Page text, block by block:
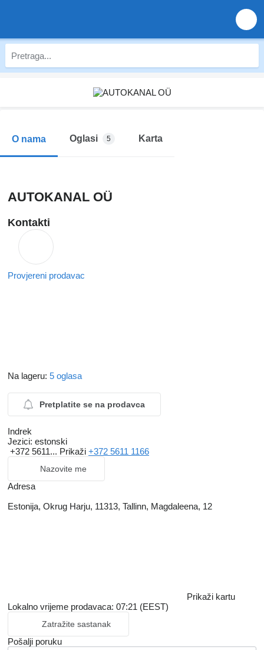
O nama Oglasi 5 Karta
AUTOKANAL OÜ
Kontakti
Provjereni prodavac
Na lageru: 5 oglasa
Pretplatite se na prodavca
Indrek
Jezici: estonski
+372 5611... Prikaži +372 5611 1166
Nazovite me
Adresa
Estonija, Okrug Harju, 11313, Tallinn, Magdaleena, 12
Prikaži kartu
Lokalno vrijeme prodavaca: 07:21 (EEST)
Zatražite sastanak
Pošalji poruku